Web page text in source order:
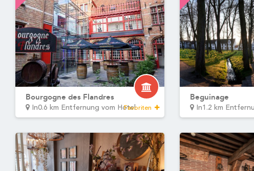
Dienstleistungen des Hotels
Martin's Bar
Frühstück
Wäscherei
Aktivitäten in der Nähe
GeoLike
Grachtenrundfahrt durch Brügge
Belfried von Brügge
Bourgogne des Flandres